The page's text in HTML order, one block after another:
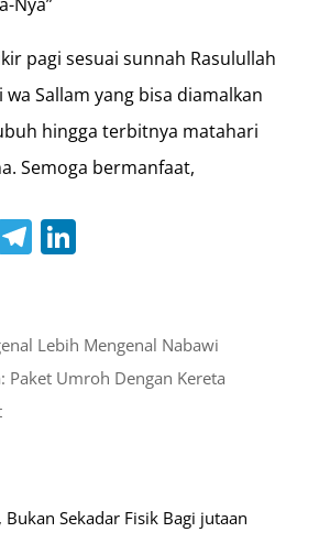
pagi sesuai sunnah Rasulullah
wa Sallam yang bisa diamalkan
hingga terbitnya matahari
Semoga bermanfaat,
Telegram
Lebih Mengenal Nabawi
Paket Umroh Dengan Kereta
Sekadar Fisik Bagi jutaan